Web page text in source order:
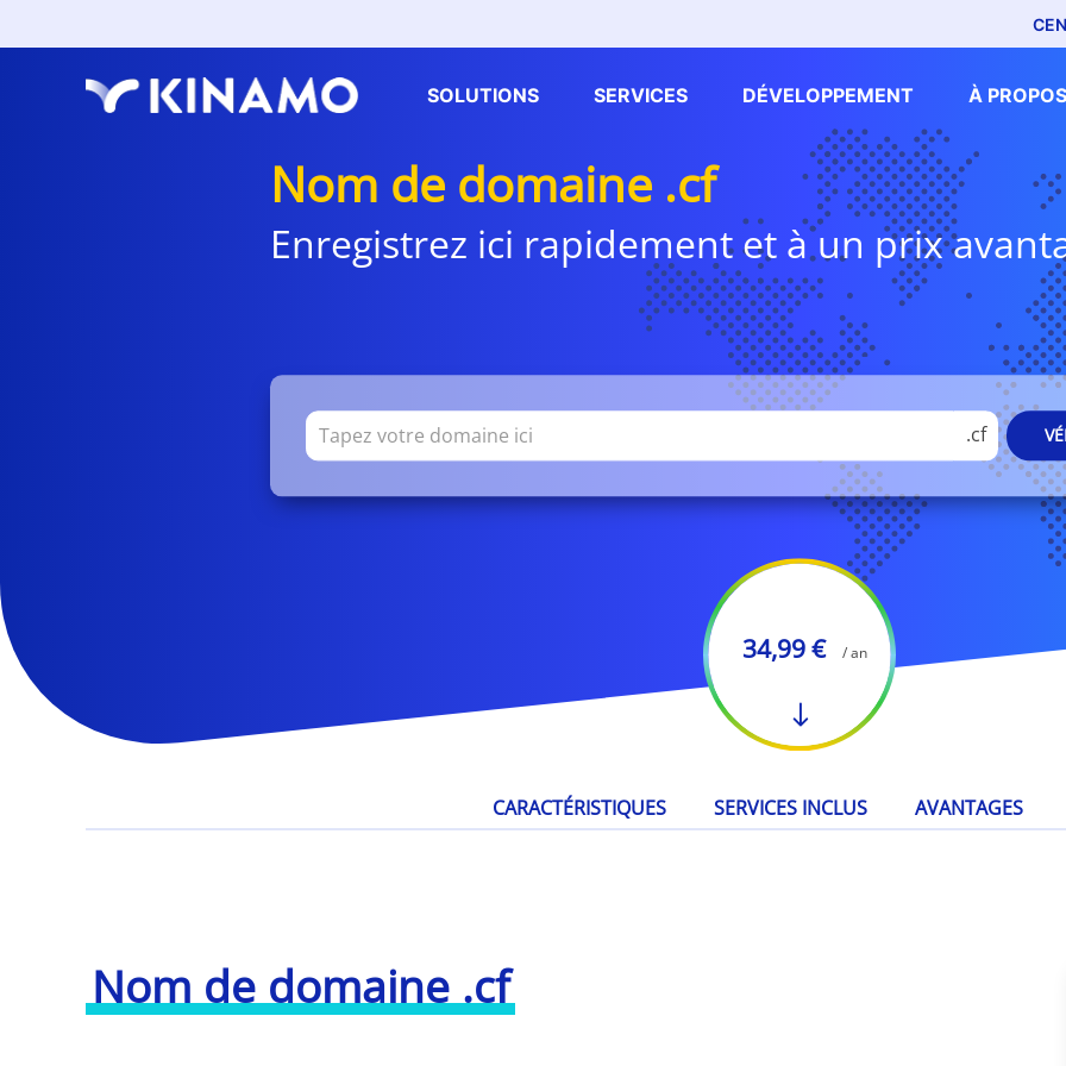
SOLUTIONS SERVICES DÉVELOPPEMENT À
Nom de domaine .cf
Enregistrez ici rapidement et à un prix
.cf
34,99 € / an
CARACTÉRISTIQUES SERVICES INCLUS AVANTAGES
Nom de domaine .cf